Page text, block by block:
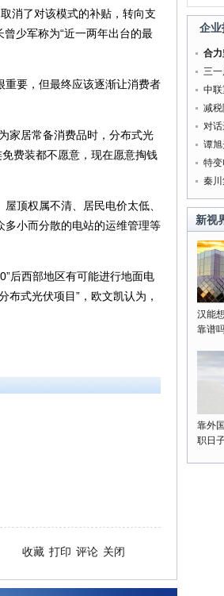
消了对该模式的补贴，转向支
少军称为“近一两年出台的最
要，但最终应该逐渐让消费者
家居常备消费品时，分布式光
费装都不愿意，现在愿意掏钱
顶权属不清、居民电价太低、
小而分散的电站的运维管理等
后西部地区有可能进行地面电
式光伏项目”，欧文凯认为，
收藏 打印 评论 关闭
企业
合
三
遇
中联
减税
对
球
谭
的
特
秦
新视
汉能
靠谱
靠外
职日